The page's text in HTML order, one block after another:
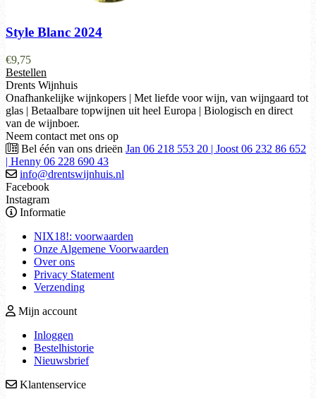
Style Blanc 2024
€9,75
Bestellen
Drents Wijnhuis
Onafhankelijke wijnkopers | Met liefde voor wijn, van wijngaard tot
glas | Betaalbare topwijnen uit heel Europa | Biologisch en direct
van de wijnboer.
Neem contact met ons op
Bel één van ons drieën Jan 06 218 553 20 | Joost 06 232 86 652
| Henny 06 228 690 43
info@drentswijnhuis.nl
Facebook
Instagram
Informatie
NIX18!: voorwaarden
Onze Algemene Voorwaarden
Over ons
Privacy Statement
Verzending
Mijn account
Inloggen
Bestelhistorie
Nieuwsbrief
Klantenservice